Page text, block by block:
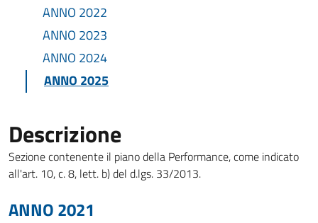
ANNO 2022
ANNO 2023
ANNO 2024
ANNO 2025
Descrizione
Sezione contenente il piano della Performance, come indicato
all'art. 10, c. 8, lett. b) del d.lgs. 33/2013.
ANNO 2021